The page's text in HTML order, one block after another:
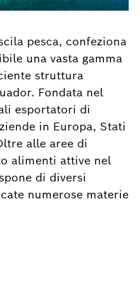
pesca, confeziona
una vasta gamma
struttura
Fondata nel
esportatori di
in Europa, Stati
alle aree di
alimenti attive nel
di diversi
numerose materie